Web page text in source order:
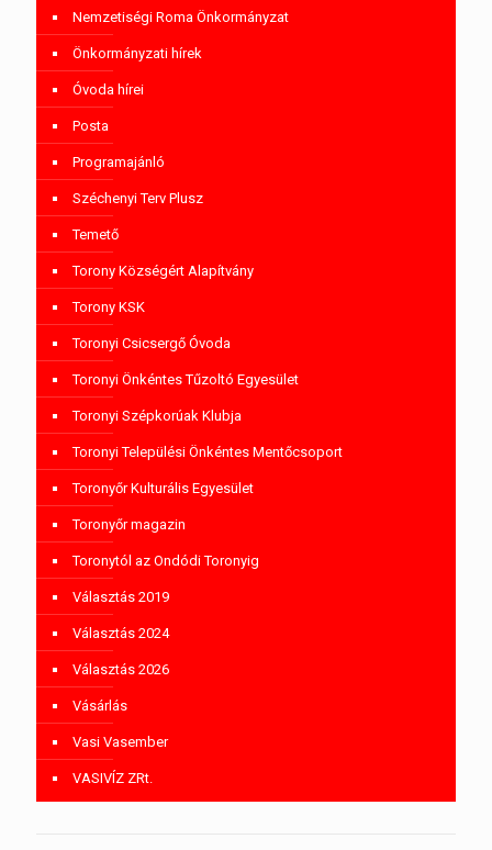
Nemzetiségi Roma Önkormányzat
Önkormányzati hírek
Óvoda hírei
Posta
Programajánló
Széchenyi Terv Plusz
Temető
Torony Községért Alapítvány
Torony KSK
Toronyi Csicsergő Óvoda
Toronyi Önkéntes Tűzoltó Egyesület
Toronyi Szépkorúak Klubja
Toronyi Települési Önkéntes Mentőcsoport
Toronyőr Kulturális Egyesület
Toronyőr magazin
Toronytól az Ondódi Toronyig
Választás 2019
Választás 2024
Választás 2026
Vásárlás
Vasi Vasember
VASIVÍZ ZRt.